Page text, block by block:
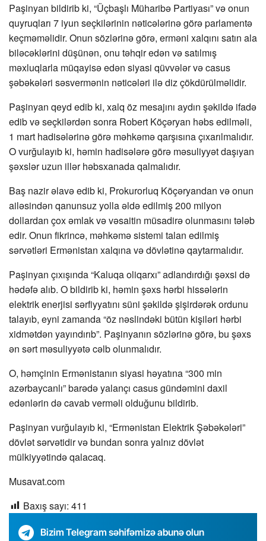
Paşinyan bildirib ki, “Üçbaşlı Müharibə Partiyası” və onun
quyruqları 7 iyun seçkilərinin nəticələrinə görə parlamentə
keçməməlidir. Onun sözlərinə görə, erməni xalqını satın ala
biləcəklərini düşünən, onu təhqir edən və satılmış
məxluqlarla müqayisə edən siyasi qüvvələr və casus
şəbəkələri səsvermənin nəticələri ilə diz çökdürülməlidir.
Paşinyan qeyd edib ki, xalq öz mesajını aydın şəkildə ifadə
edib və seçkilərdən sonra Robert Köçəryan həbs edilməli,
1 mart hadisələrinə görə məhkəmə qarşısına çıxarılmalıdır.
O vurğulayıb ki, həmin hadisələrə görə məsuliyyət daşıyan
şəxslər uzun illər həbsxanada qalmalıdır.
Baş nazir əlavə edib ki, Prokurorluq Köçəryandan və onun
ailəsindən qanunsuz yolla əldə edilmiş 200 milyon
dollardan çox əmlak və vəsaitin müsadirə olunmasını tələb
edir. Onun fikrincə, məhkəmə sistemi talan edilmiş
sərvətləri Ermənistan xalqına və dövlətinə qaytarmalıdır.
Paşinyan çıxışında “Kaluqa oliqarxı” adlandırdığı şəxsi də
hədəfə alıb. O bildirib ki, həmin şəxs hərbi hissələrin
elektrik enerjisi sərfiyyatını süni şəkildə şişirdərək ordunu
talayıb, eyni zamanda “öz nəslindəki bütün kişiləri hərbi
xidmətdən yayındırıb”. Paşinyanın sözlərinə görə, bu şəxs
ən sərt məsuliyyətə cəlb olunmalıdır.
O, həmçinin Ermənistanın siyasi həyatına “300 min
azərbaycanlı” barədə yalançı casus gündəmini daxil
edənlərin də cavab verməli olduğunu bildirib.
Paşinyan vurğulayıb ki, “Ermənistan Elektrik Şəbəkələri”
dövlət sərvətidir və bundan sonra yalnız dövlət
mülkiyyətində qalacaq.
Musavat.com
Baxış sayı: 411
Bizim Telegram səhifəmizə abunə olun